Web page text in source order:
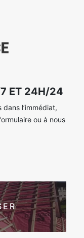
7 ET 24H/24
dans l’immédiat,
ou à nous